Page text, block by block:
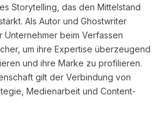
Storytelling, das den Mittelstand
Als Autor und Ghostwriter
Unternehmer beim Verfassen
um ihre Expertise überzeugend
und ihre Marke zu profilieren.
gilt der Verbindung von
Medienarbeit und Content-